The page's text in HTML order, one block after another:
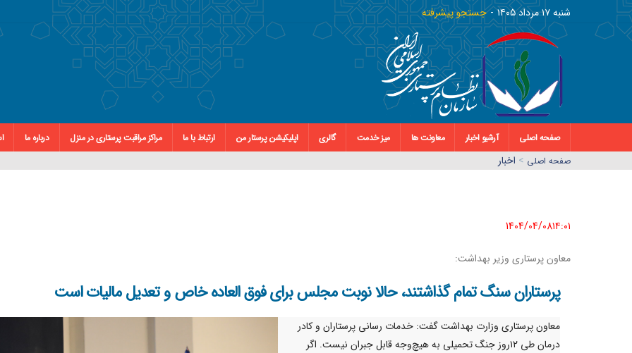
شنبه ١٧ مرداد ١٤٠٥ جستجو پیشرفته
صفحه اصلی آرشیو اخبار معاونت ها میز خدمت گالری اپلیکیشن پرستار من ارتباط با ما مراکز مراقبت پرستاری در منزل درباره ما
صفحه اصلي > اخبار
1404/04/08١٤:٠١
معاون پرستاری وزیر بهداشت:
پرستاران سنگ تمام گذاشتند، حالا نوبت مجلس برای فوق العاده خاص و تعدیل مالیات است
معاون پرستاری وزارت بهداشت گفت: خدمات رسانی پرستاران و کادر
درمان طی ۱۲روز جنگ تحمیلی به هیچ‌وجه قابل جبران نیست. اگر